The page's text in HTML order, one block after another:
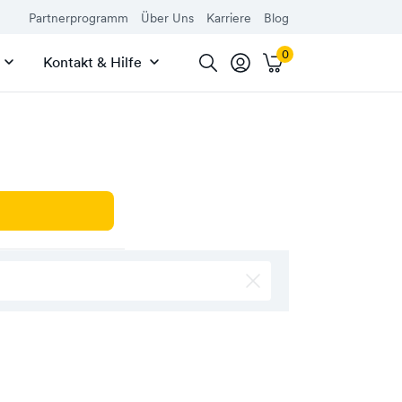
Partnerprogramm Über Uns Karriere Blog
Kontakt & Hilfe